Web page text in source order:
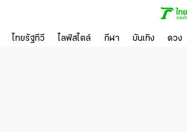
ไทยรัฐทีวี ไลฟ์สไตล์ กีฬา บันเทิง ดวง